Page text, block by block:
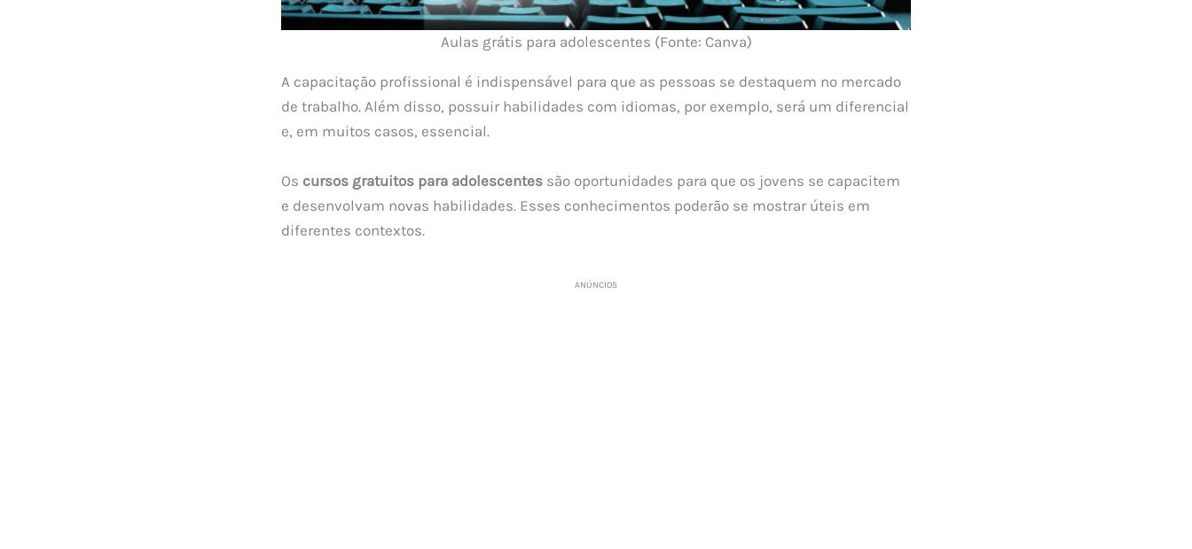
Aulas grátis para adolescentes (Fonte: Canva)
A capacitação profissional é indispensável para que as pessoas se destaquem no mercado
de trabalho. Além disso, possuir habilidades com idiomas, por exemplo, será um diferencial
e, em muitos casos, essencial.
Os cursos gratuitos para adolescentes são oportunidades para que os jovens se capacitem
e desenvolvam novas habilidades. Esses conhecimentos poderão se mostrar úteis em
diferentes contextos.
ANÚNCIOS